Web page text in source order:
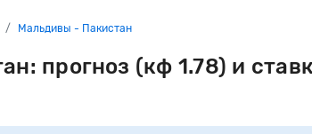
прогноз (кф 1.78) и
Мальдивы - Пакистан